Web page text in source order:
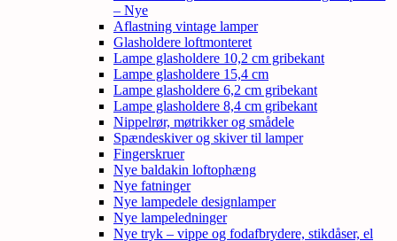
– Nye
Aflastning vintage lamper
Glasholdere loftmonteret
Lampe glasholdere 10,2 cm gribekant
Lampe glasholdere 15,4 cm
Lampe glasholdere 6,2 cm gribekant
Lampe glasholdere 8,4 cm gribekant
Nippelrør, møtrikker og smådele
Spændeskiver og skiver til lamper
Fingerskruer
Nye baldakin loftophæng
Nye fatninger
Nye lampedele designlamper
Nye lampeledninger
Nye tryk – vippe og fodafbrydere, stikdåser, el